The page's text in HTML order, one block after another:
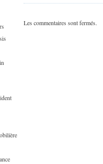
Les commentaires sont fermés.